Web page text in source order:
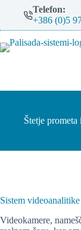
Telefon:
+386 (0)5
Štetje
Sistem videoanalitike
Videokamere,